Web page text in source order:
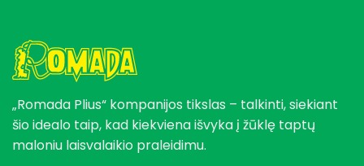
„Romada Plius“ kompanijos tikslas – talkinti, siekiant
šio idealo taip, kad kiekviena išvyka į žūklę taptų
maloniu laisvalaikio praleidimu.